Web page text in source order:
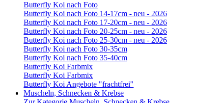
Butterfly Koi nach Foto
Butterfly Koi nach Foto 14-17cm - neu - 2026
Butterfly Koi nach Foto 17-20cm - neu - 2026
Butterfly Koi nach Foto 20-25cm - neu - 2026
Butterfly Koi nach Foto 25-30cm - neu - 2026
Butterfly Koi nach Foto 30-35cm
Butterfly Koi nach Foto 35-40cm
Butterfly Koi Farbmix
Butterfly Koi Farbmix
Butterfly Koi Angebote "frachtfrei"
Muscheln, Schnecken & Krebse